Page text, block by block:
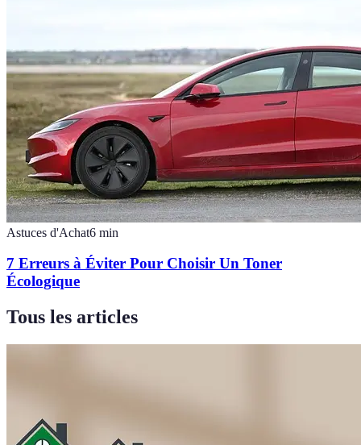
Astuces d'Achat6 min
7 Erreurs à Éviter Pour Choisir Un Toner
Écologique
Tous les articles